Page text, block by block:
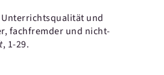
Unterrichtsqualität und
fachfremder und nicht-
, 1-29.